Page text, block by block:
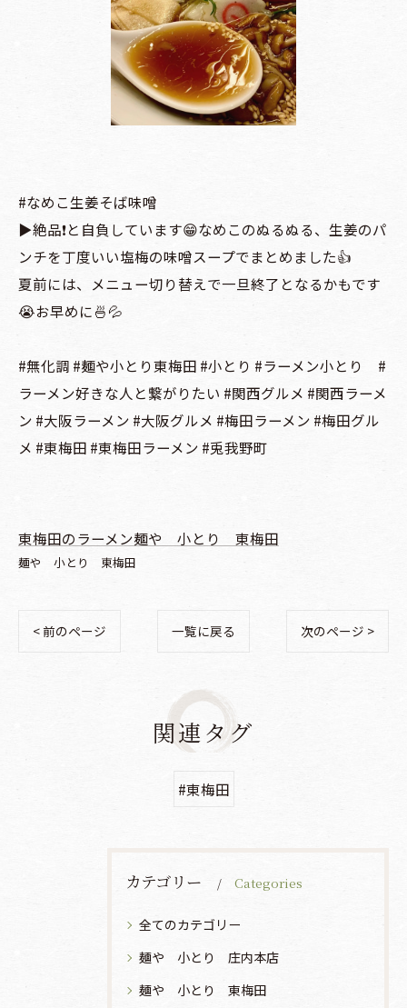
#なめこ生姜そば味噌
▶️絶品❗️と自負しています😁なめこのぬるぬる、生姜のパ
ンチを丁度いい塩梅の味噌スープでまとめました👍
夏前には、メニュー切り替えで一旦終了となるかもです
😭お早めに🍜💦
#無化調 #麺や小とり東梅田 #小とり #ラーメン小とり #
ラーメン好きな人と繋がりたい #関西グルメ #関西ラーメ
ン #大阪ラーメン #大阪グルメ #梅田ラーメン #梅田グル
メ #東梅田 #東梅田ラーメン #兎我野町
東梅田のラーメン麺や 小とり 東梅田
麺や 小とり 東梅田
< 前のページ 一覧に戻る 次のページ >
関連タグ
#東梅田
カテゴリー Categories
全てのカテゴリー
麺や 小とり 庄内本店
麺や 小とり 東梅田